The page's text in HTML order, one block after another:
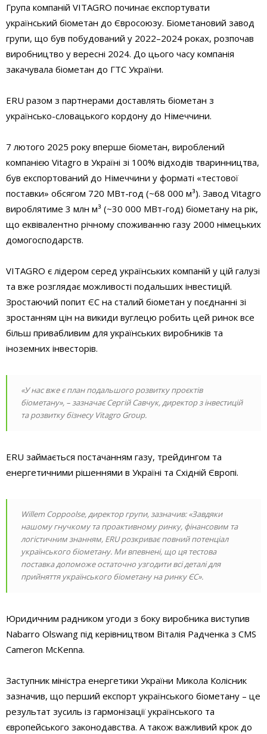
Група компаній VITAGRO починає експортувати
український біометан до Євросоюзу. Біометановий завод
групи, що був побудований у 2022–2024 роках, розпочав
виробництво у вересні 2024. До цього часу компанія
закачувала біометан до ГТС України.
ERU разом з партнерами доставлять біометан з
українсько-словацького кордону до Німеччини.
7 лютого 2025 року вперше біометан, вироблений
компанією Vitagro в Україні зі 100% відходів тваринництва,
був експортований до Німеччини у форматі «тестової
поставки» обсягом 720 МВт-год (~68 000 м³). Завод Vitagro
вироблятиме 3 млн м³ (~30 000 МВт-год) біометану на рік,
що еквівалентно річному споживанню газу 2000 німецьких
домогосподарств.
VITAGRO є лідером серед українських компаній у цій галузі
та вже розглядає можливості подальших інвестицій.
Зростаючий попит ЄС на сталий біометан у поєднанні зі
зростанням цін на викиди вуглецю робить цей ринок все
більш привабливим для українських виробників та
іноземних інвесторів.
«У нас вже є план подальшого розвитку проєктів
біометану», – зазначає Сергій Савчук, директор з інвестицій
та розвитку бізнесу Vitagro Group.
ERU займається постачанням газу, трейдингом та
енергетичними рішеннями в Україні та Східній Європі.
Willem Coppoolse, директор групи, зазначив: «Завдяки
нашому гнучкому та проактивному ринку, фінансовим та
логістичним знанням, ERU розкриває повний потенціал
українського біометану. Ми впевнені, що ця тестова
поставка допоможе остаточно узгодити всі деталі для
прийняття українського біометану на ринку ЄС».
Юридичним радником угоди з боку виробника виступив
Nabarro Olswang під керівництвом Віталія Радченка з CMS
Cameron McKenna.
Заступник міністра енергетики України Микола Колісник
зазначив, що перший експорт українського біометану – це
результат зусиль із гармонізації українського та
європейського законодавства. А також важливий крок до